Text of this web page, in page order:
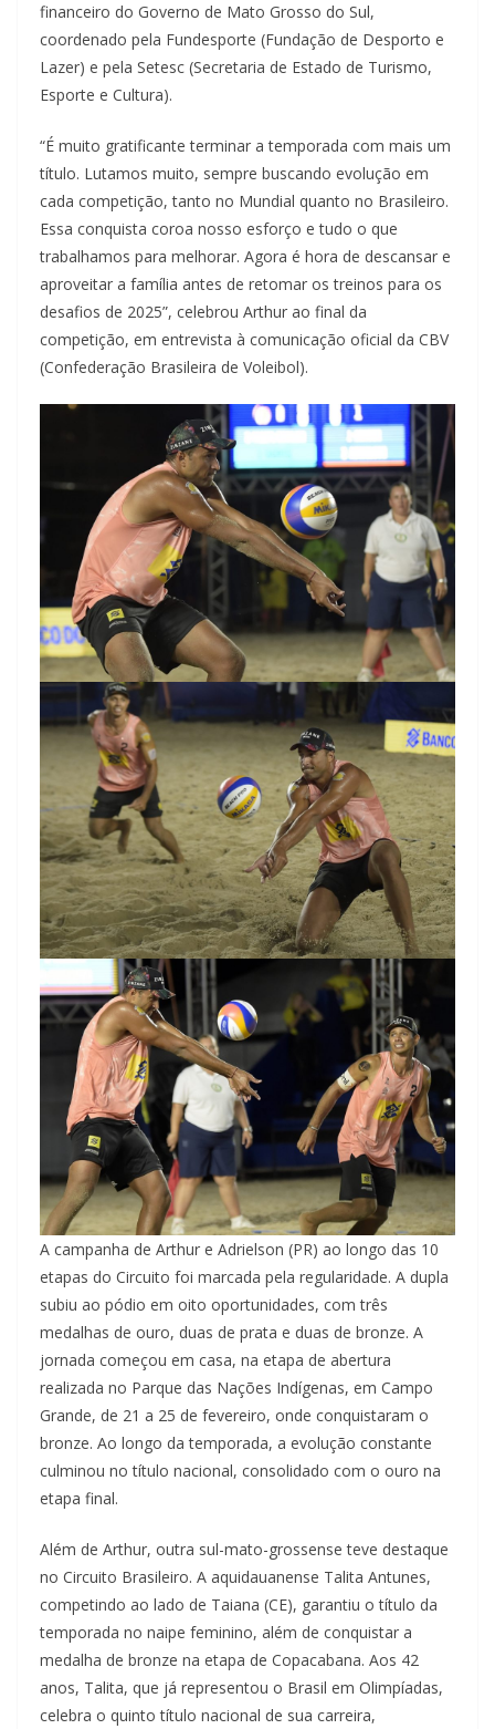
financeiro do Governo de Mato Grosso do Sul,
coordenado pela Fundesporte (Fundação de Desporto e
Lazer) e pela Setesc (Secretaria de Estado de Turismo,
Esporte e Cultura).
“É muito gratificante terminar a temporada com mais um
título. Lutamos muito, sempre buscando evolução em
cada competição, tanto no Mundial quanto no Brasileiro.
Essa conquista coroa nosso esforço e tudo o que
trabalhamos para melhorar. Agora é hora de descansar e
aproveitar a família antes de retomar os treinos para os
desafios de 2025”, celebrou Arthur ao final da
competição, em entrevista à comunicação oficial da CBV
(Confederação Brasileira de Voleibol).
A campanha de Arthur e Adrielson (PR) ao longo das 10
etapas do Circuito foi marcada pela regularidade. A dupla
subiu ao pódio em oito oportunidades, com três
medalhas de ouro, duas de prata e duas de bronze. A
jornada começou em casa, na etapa de abertura
realizada no Parque das Nações Indígenas, em Campo
Grande, de 21 a 25 de fevereiro, onde conquistaram o
bronze. Ao longo da temporada, a evolução constante
culminou no título nacional, consolidado com o ouro na
etapa final.
Além de Arthur, outra sul-mato-grossense teve destaque
no Circuito Brasileiro. A aquidauanense Talita Antunes,
competindo ao lado de Taiana (CE), garantiu o título da
temporada no naipe feminino, além de conquistar a
medalha de bronze na etapa de Copacabana. Aos 42
anos, Talita, que já representou o Brasil em Olimpíadas,
celebra o quinto título nacional de sua carreira,